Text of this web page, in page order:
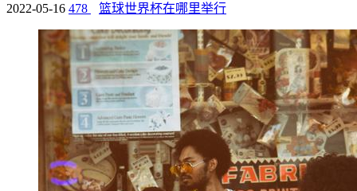
2022-05-16 478 篮球世界杯在哪里举行